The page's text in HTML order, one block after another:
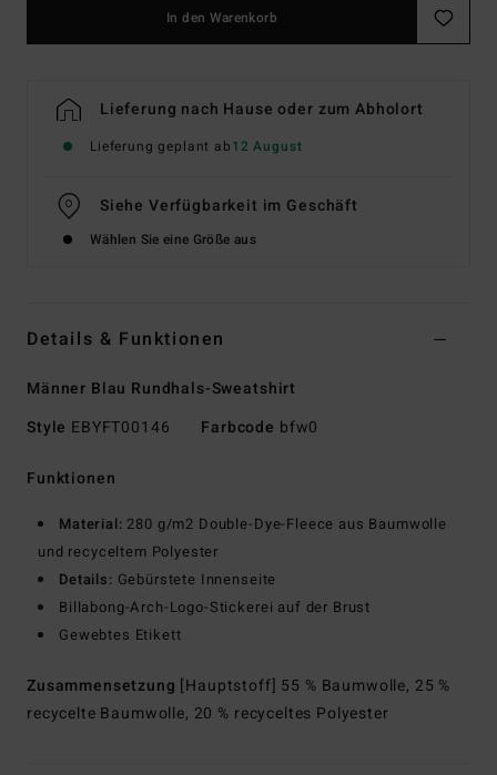
In den Warenkorb
Lieferung nach Hause oder zum Abholort
Lieferung geplant ab12 August
Siehe Verfügbarkeit im Geschäft
Wählen Sie eine Größe aus
Details & Funktionen
Männer Blau Rundhals-Sweatshirt
Style EBYFT00146 Farbcode bfw0
Funktionen
Material: 280 g/m2 Double-Dye-Fleece aus Baumwolle
und recyceltem Polyester
Details: Gebürstete Innenseite
Billabong-Arch-Logo-Stickerei auf der Brust
Gewebtes Etikett
Zusammensetzung [Hauptstoff] 55 % Baumwolle, 25 %
recycelte Baumwolle, 20 % recyceltes Polyester